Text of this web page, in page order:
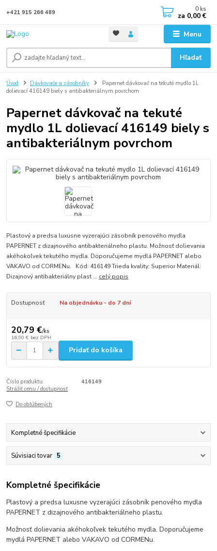
Menu
Hľadať
+421 915 266 489 0 ks
za 0,00 €
Úvod Dávkovače a zásobníky
Papernet dávkovač na tekuté mydlo 1L
dolievací 416149 biely s antibakteriálnym povrchom
Papernet dávkovač na tekuté
mydlo 1L dolievací 416149 biely s
antibakteriálnym povrchom
Plastový a predsa luxusne vyzerajúci zásobník penového mydla
PAPERNET z dizajnového antibakteriálneho plastu. Možnosť dolievania
akéhokoľvek tekutého mydla. Doporučujeme mydlá PAPERNET alebo
VAKAVO od CORMENu. Kód: 416149 Trieda kvality: Superior Materiál:
Dizajnový antibakteriálny plast ... celý popis
Dostupnosť Na objednávku - do 7 dní
20,79 €/ks
16,90 € bez DPH
Pridať do košíka
Číslo produktu:
416149
Strážiť cenu / dostupnosť
Do obľúbených
Kompletné špecifikácie
Súvisiaci tovar 5
Kompletné špecifikácie
Plastový a predsa luxusne vyzerajúci zásobník penového mydla
PAPERNET z dizajnového antibakteriálneho plastu.
Možnosť dolievania akéhokoľvek tekutého mydla. Doporučujeme
mydlá PAPERNET alebo VAKAVO od CORMENu.